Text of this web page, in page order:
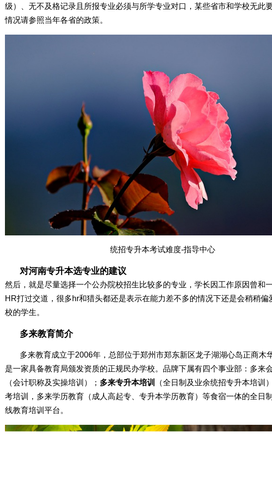
级）、无不及格记录且所报专业必须与所学专业对口，某些省市和学校无此
情况请参照当年各省的政策。
统招专升本考试难度-指导中心
对河南专升本选专业的建议
然后，就是尽量选择一个公办院校招生比较多的专业，学长因工作原因曾和
HR打过交道，很多hr和猎头都还是表示在能力差不多的情况下还是会稍稍偏
校的学生。
多来教育简介
多来教育成立于2006年，总部位于郑州市郑东新区龙子湖湖心岛正商木
是一家具备教育局颁发资质的正规民办学校。品牌下属有四个事业部：多来
（会计职称及实操培训）； 多来专升本培训
（全日制及业余统招专升本培训
考培训，多来学历教育（成人高起专、专升本学历教育）等食宿一体的全日
线教育培训平台。